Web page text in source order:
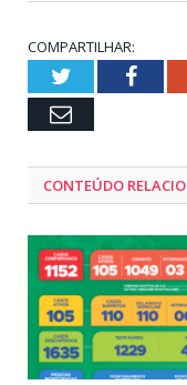
COMPARTILHAR:
Twitter
Email
CONTEÚDO